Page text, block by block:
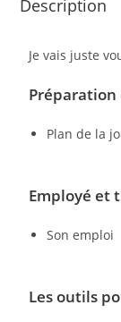
Description
Je vais juste
Préparation
Plan de la
Employé et
Son emploi
Les outils